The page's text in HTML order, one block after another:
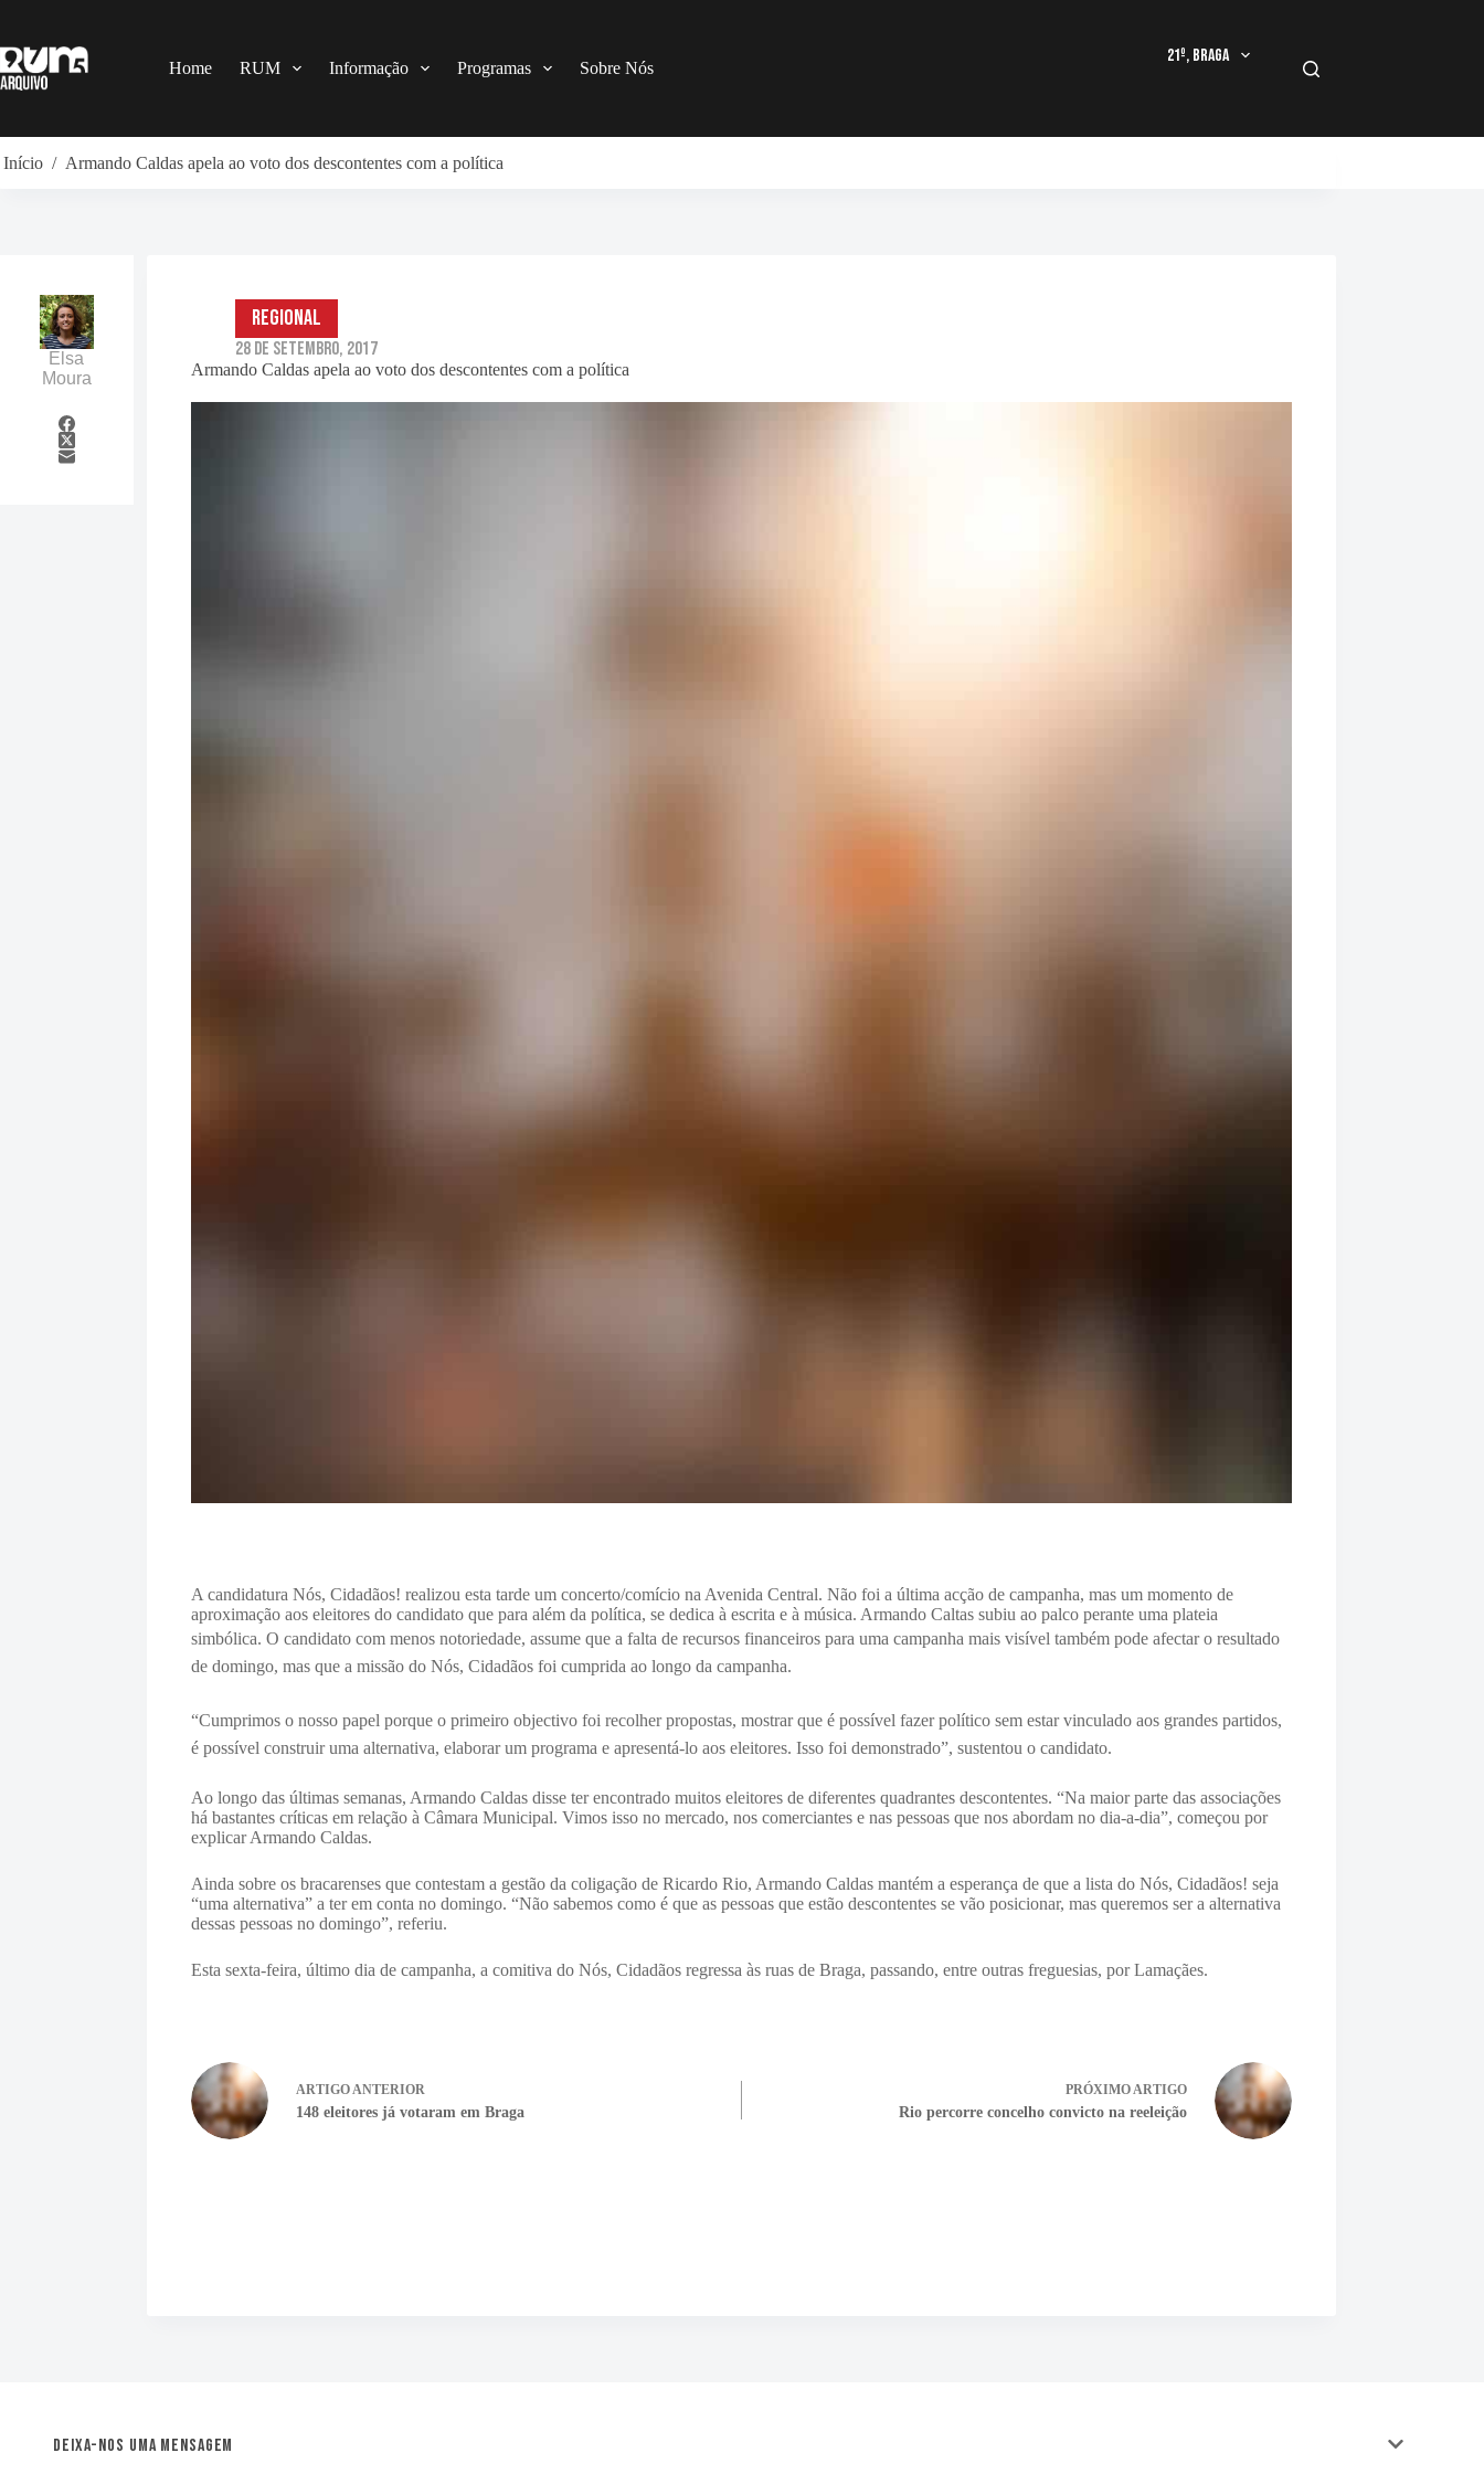
o
conteúdo
Home RUM Informação Programas Sobre Nós
21º, Braga
Início / Armando Caldas apela ao voto dos descontentes com a política
Armando Caldas apela ao voto dos descontentes com a política
Regional
28 de Setembro, 2017
A candidatura Nós, Cidadãos! realizou esta tarde um concerto/comício na Avenida Central. Não foi a última acção de campanha, mas um momento de
aproximação aos eleitores do candidato que para além da política, se dedica à escrita e à música. Armando Caltas subiu ao palco perante uma plateia
simbólica.O candidato com menos notoriedade, assume que a falta de recursos financeiros para uma campanha mais visível também pode afectar o resultado
de domingo, mas que a missão do Nós, Cidadãos foi cumprida ao longo da campanha.
“Cumprimos o nosso papel porque o primeiro objectivo foi recolher propostas, mostrar que é possível fazer político sem estar vinculado aos grandes partidos,
é possível construir uma alternativa, elaborar um programa e apresentá-lo aos eleitores. Isso foi demonstrado”, sustentou o candidato.
Ao longo das últimas semanas, Armando Caldas disse ter encontrado muitos eleitores de diferentes quadrantes descontentes. “Na maior parte das associações
há bastantes críticas em relação à Câmara Municipal. Vimos isso no mercado, nos comerciantes e nas pessoas que nos abordam no dia-a-dia”, começou por
explicar Armando Caldas.
Ainda sobre os bracarenses que contestam a gestão da coligação de Ricardo Rio, Armando Caldas mantém a esperança de que a lista do Nós, Cidadãos! seja
“uma alternativa” a ter em conta no domingo. “Não sabemos como é que as pessoas que estão descontentes se vão posicionar, mas queremos ser a alternativa
dessas pessoas no domingo”, referiu.
Esta sexta-feira, último dia de campanha, a comitiva do Nós, Cidadãos regressa às ruas de Braga, passando, entre outras freguesias, por Lamaçães.
ARTIGOANTERIOR
148 eleitores já votaram em Braga
PRÓXIMOARTIGO
Rio percorre concelho convicto na reeleição
Elsa
Moura
Deixa-nos uma mensagem